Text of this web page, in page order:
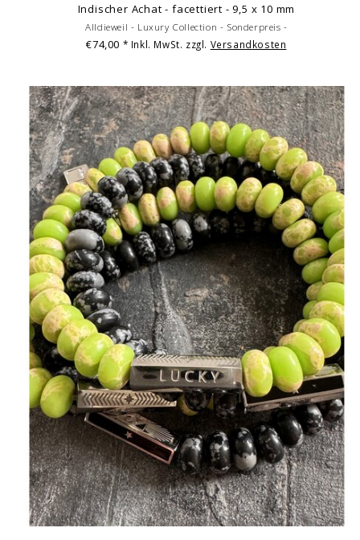
Indischer Achat - facettiert - 9,5 x 10 mm
Alldieweil - Luxury Collection - Sonderpreis -
€74,00 * Inkl. MwSt. zzgl. Versandkosten